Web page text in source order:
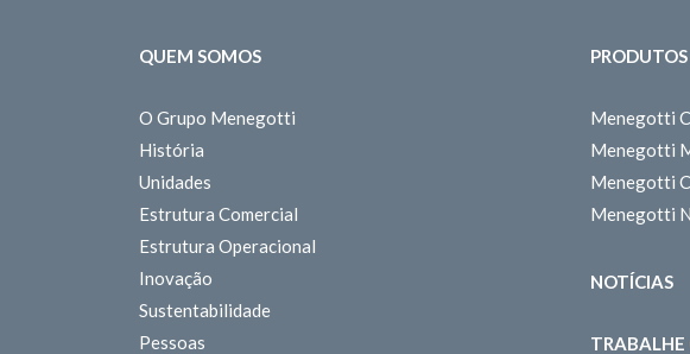
QUEM SOMOS
O Grupo Menegotti
História
Unidades
Estrutura Comercial
Estrutura Operacional
Inovação
Sustentabilidade
Pessoas
PRODUTOS
Menegotti
Menegotti
Menegotti
Menegotti
NOTÍCIAS
TRABALHE